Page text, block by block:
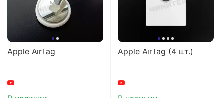
Apple AirTag Apple AirTag (4 шт.)